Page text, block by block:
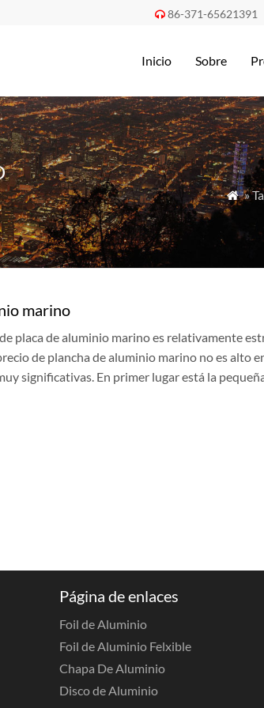
 86-371-65621391
Inicio Sobre
 »
marino
placa de aluminio marino es relativamente
de plancha de aluminio marino no es alto
significativas. En primer lugar está la
Página de enlaces
Foil de Aluminio
Foil de Aluminio Felxible
Chapa De Aluminio
Disco de Aluminio